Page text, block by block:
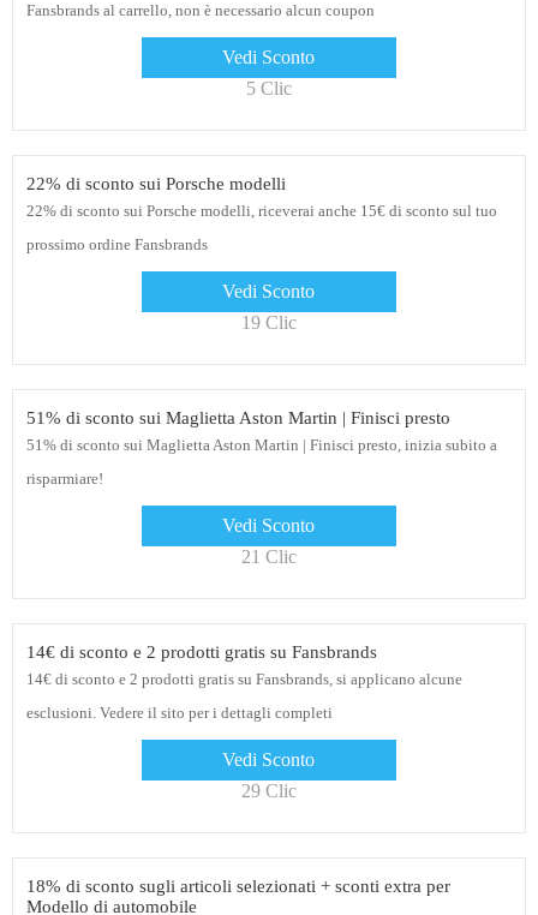
Fansbrands al carrello, non è necessario alcun coupon
Vedi Sconto
5 Clic
22% di sconto sui Porsche modelli
22% di sconto sui Porsche modelli, riceverai anche 15€ di sconto sul tuo
prossimo ordine Fansbrands
Vedi Sconto
19 Clic
51% di sconto sui Maglietta Aston Martin | Finisci presto
51% di sconto sui Maglietta Aston Martin | Finisci presto, inizia subito a
risparmiare!
Vedi Sconto
21 Clic
14€ di sconto e 2 prodotti gratis su Fansbrands
14€ di sconto e 2 prodotti gratis su Fansbrands, si applicano alcune
esclusioni. Vedere il sito per i dettagli completi
Vedi Sconto
29 Clic
18% di sconto sugli articoli selezionati + sconti extra per
Modello di automobile